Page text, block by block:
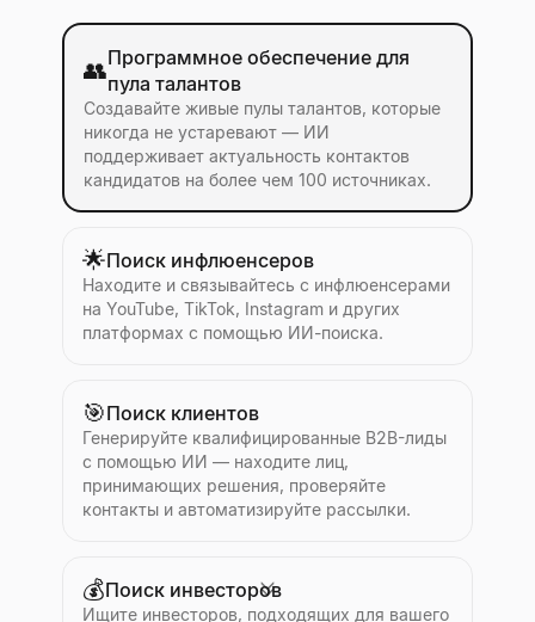
👥Программное обеспечение для
пула талантов
Создавайте живые пулы талантов, которые
никогда не устаревают — ИИ
поддерживает актуальность контактов
кандидатов на более чем 100 источниках.
🌟Поиск инфлюенсеров
Находите и связывайтесь с инфлюенсерами
на YouTube, TikTok, Instagram и других
платформах с помощью ИИ-поиска.
🎯Поиск клиентов
Генерируйте квалифицированные B2B-лиды
с помощью ИИ — находите лиц,
принимающих решения, проверяйте
контакты и автоматизируйте рассылки.
💰Поиск инвесторов
Ищите инвесторов, подходящих для вашего